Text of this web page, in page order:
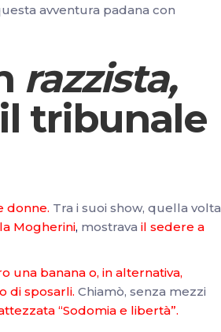
avventura padana con
razzista,
tribunale
donne. Tra i suoi show, quella volta
Mogherini, mostrava il sedere a
una banana o, in alternativa,
di sposarli. Chiamò, senza mezzi
“Sodomia e libertà”.